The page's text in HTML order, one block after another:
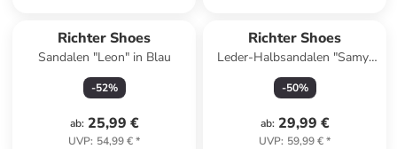
Richter Shoes
Sandalen "Leon" in Blau
-52%
ab: 25,99 €
UVP: 54,99 €*
Richter Shoes
Leder-Halbsandalen "Samy"
in Hellblau
-50%
ab: 29,99 €
UVP: 59,99 €*